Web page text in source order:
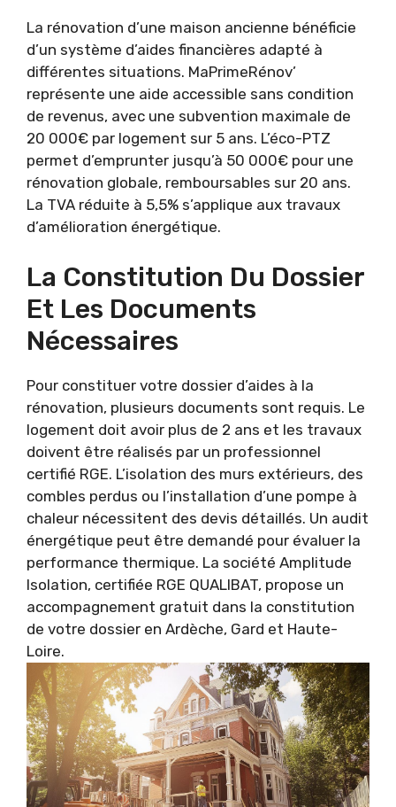
La rénovation d’une maison ancienne bénéficie
d’un système d’aides financières adapté à
différentes situations. MaPrimeRénov’
représente une aide accessible sans condition
de revenus, avec une subvention maximale de
20 000€ par logement sur 5 ans. L’éco-PTZ
permet d’emprunter jusqu’à 50 000€ pour une
rénovation globale, remboursables sur 20 ans.
La TVA réduite à 5,5% s’applique aux travaux
d’amélioration énergétique.
La Constitution Du Dossier
Et Les Documents
Nécessaires
Pour constituer votre dossier d’aides à la
rénovation, plusieurs documents sont requis. Le
logement doit avoir plus de 2 ans et les travaux
doivent être réalisés par un professionnel
certifié RGE. L’isolation des murs extérieurs, des
combles perdus ou l’installation d’une pompe à
chaleur nécessitent des devis détaillés. Un audit
énergétique peut être demandé pour évaluer la
performance thermique. La société Amplitude
Isolation, certifiée RGE QUALIBAT, propose un
accompagnement gratuit dans la constitution
de votre dossier en Ardèche, Gard et Haute-
Loire.